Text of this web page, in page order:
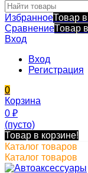
ИзбранноеТовар
СравнениеТовар
Вход
Вход
Регистрация
0
Корзина
0 ₽
(пусто)
Товар в корзине!
Каталог товаров
Каталог товаров